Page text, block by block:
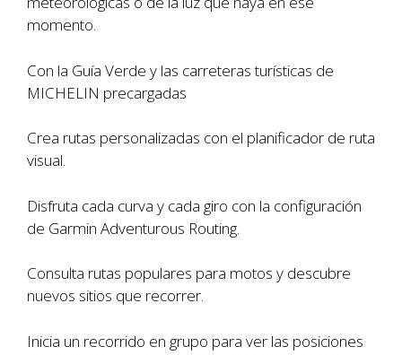
momento.
Con la Guía Verde y las carreteras turísticas de
MICHELIN precargadas
Crea rutas personalizadas con el planificador de ruta
visual.
Disfruta cada curva y cada giro con la configuración
de Garmin Adventurous Routing.
Consulta rutas populares para motos y descubre
nuevos sitios que recorrer.
Inicia un recorrido en grupo para ver las posiciones